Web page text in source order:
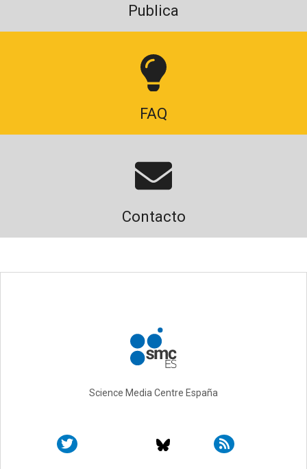
Publica
FAQ
Contacto
Science Media Centre España